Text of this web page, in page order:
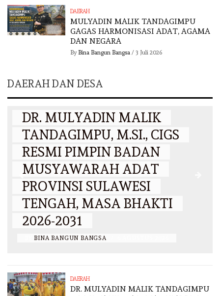
DAERAH
MULYADIN MALIK TANDAGIMPU
GAGAS HARMONISASI ADAT, AGAMA
DAN NEGARA
By Bina Bangun Bangsa / 3 Juli 2026
DAERAH DAN DESA
DAERAH
DR. MULYADIN MALIK
TANDAGIMPU, M.SI., CIGS
RESMI PIMPIN BADAN
MUSYAWARAH ADAT
PROVINSI SULAWESI
TENGAH, MASA BHAKTI
2026-2031
BINA BANGUN BANGSA
DAERAH
DR. MULYADIN MALIK TANDAGIMPU